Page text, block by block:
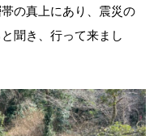
の真上にあり、震災の
聞き、行って来まし